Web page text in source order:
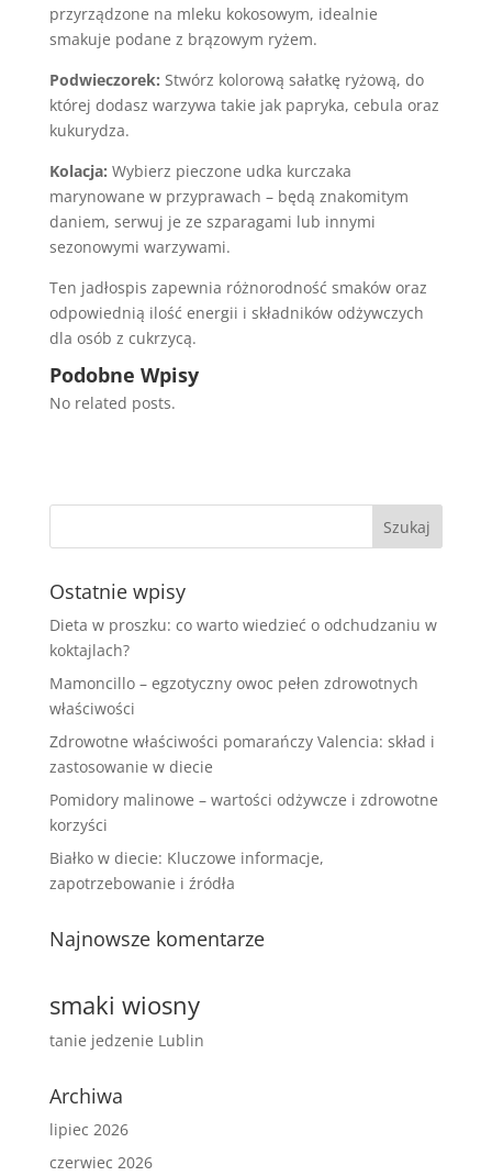
przyrządzone na mleku kokosowym, idealnie
smakuje podane z brązowym ryżem.
Podwieczorek: Stwórz kolorową sałatkę ryżową, do
której dodasz warzywa takie jak papryka, cebula oraz
kukurydza.
Kolacja: Wybierz pieczone udka kurczaka
marynowane w przyprawach – będą znakomitym
daniem, serwuj je ze szparagami lub innymi
sezonowymi warzywami.
Ten jadłospis zapewnia różnorodność smaków oraz
odpowiednią ilość energii i składników odżywczych
dla osób z cukrzycą.
Podobne Wpisy
No related posts.
Ostatnie wpisy
Dieta w proszku: co warto wiedzieć o odchudzaniu w
koktajlach?
Mamoncillo – egzotyczny owoc pełen zdrowotnych
właściwości
Zdrowotne właściwości pomarańczy Valencia: skład i
zastosowanie w diecie
Pomidory malinowe – wartości odżywcze i zdrowotne
korzyści
Białko w diecie: Kluczowe informacje,
zapotrzebowanie i źródła
Najnowsze komentarze
smaki wiosny
tanie jedzenie Lublin
Archiwa
lipiec 2026
czerwiec 2026